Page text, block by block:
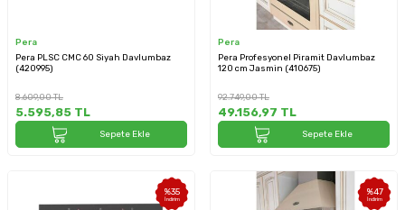
Pera
Pera PLSC CMC 60 Siyah Davlumbaz
(420995)
8.609,00TL
5.595,85 TL
Sepete Ekle
Pera
Pera Profesyonel Piramit Davlumbaz
120 cm Jasmin (410675)
92.749,00TL
49.156,97 TL
Sepete Ekle
%35
İndirim
%47
İndirim